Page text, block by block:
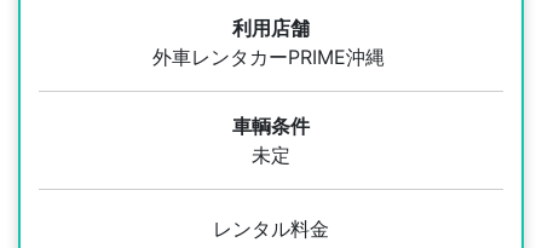
利用店舗
外車レンタカーPRIME沖縄
車輌条件
未定
レンタル料金